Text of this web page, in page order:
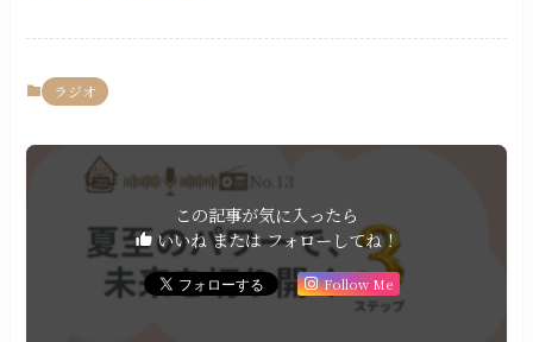
ラジオ
この記事が気に入ったら
いいね または フォローしてね！
Follow Me